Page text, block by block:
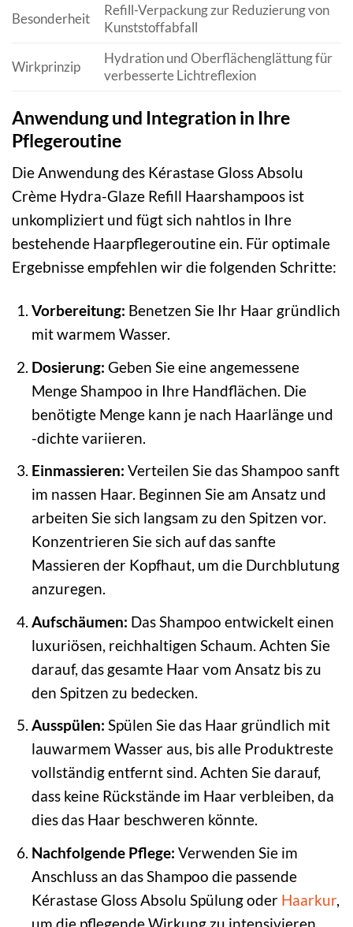
Besonderheit
Refill-Verpackung zur Reduzierung von
Kunststoffabfall
Wirkprinzip
Hydration und Oberflächenglättung für
verbesserte Lichtreflexion
Anwendung und Integration in Ihre
Pflegeroutine
Die Anwendung des Kérastase Gloss Absolu
Crème Hydra-Glaze Refill Haarshampoos ist
unkompliziert und fügt sich nahtlos in Ihre
bestehende Haarpflegeroutine ein. Für optimale
Ergebnisse empfehlen wir die folgenden Schritte:
Vorbereitung: Benetzen Sie Ihr Haar gründlich
mit warmem Wasser.
Dosierung: Geben Sie eine angemessene
Menge Shampoo in Ihre Handflächen. Die
benötigte Menge kann je nach Haarlänge und
-dichte variieren.
Einmassieren: Verteilen Sie das Shampoo sanft
im nassen Haar. Beginnen Sie am Ansatz und
arbeiten Sie sich langsam zu den Spitzen vor.
Konzentrieren Sie sich auf das sanfte
Massieren der Kopfhaut, um die Durchblutung
anzuregen.
Aufschäumen: Das Shampoo entwickelt einen
luxuriösen, reichhaltigen Schaum. Achten Sie
darauf, das gesamte Haar vom Ansatz bis zu
den Spitzen zu bedecken.
Ausspülen: Spülen Sie das Haar gründlich mit
lauwarmem Wasser aus, bis alle Produktreste
vollständig entfernt sind. Achten Sie darauf,
dass keine Rückstände im Haar verbleiben, da
dies das Haar beschweren könnte.
Nachfolgende Pflege: Verwenden Sie im
Anschluss an das Shampoo die passende
Kérastase Gloss Absolu Spülung oder Haarkur,